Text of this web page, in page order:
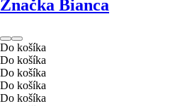
Značka Bianca
Do košíka
Do košíka
Do košíka
Do košíka
Do košíka